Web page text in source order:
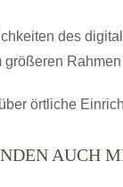
des
größeren
örtliche
AUCH